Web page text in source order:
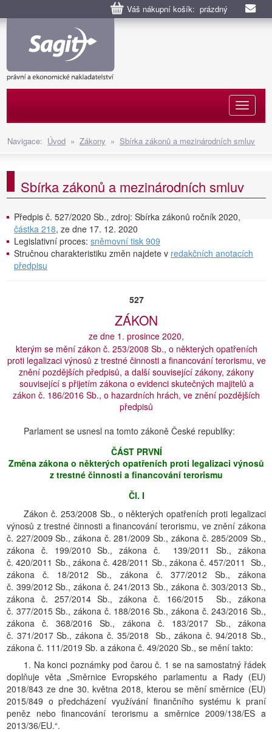
Váš nákupní košík: prázdný
Navigace: Úvod » Zákony » Sbírka zákonů a mezinárodních smluv
Sbírka zákonů a mezinárodních smluv
Předpis č. 527/2020 Sb., zdroj: Sbírka zákonů ročník 2020,
částka 218, ze dne 17. 12. 2020
Legislativní proces: sněmovní tisk 909
Stručnou charakteristiku změn najdete v redakčních anotacích
předpisu
527
ZÁKON
ze dne 1. prosince 2020,
kterým se mění zákon č. 253/2008 Sb., o některých opatřeních
proti legalizaci výnosů z trestné činnosti a financování terorismu, ve
znění pozdějších předpisů, a další související zákony, zákony
související s přijetím zákona o evidenci skutečných majitelů a
zákon č. 186/2016 Sb., o hazardních hrách, ve znění pozdějších
předpisů
Parlament se usnesl na tomto zákoně České republiky:
ČÁST PRVNÍ
Změna zákona o některých opatřeních proti legalizaci výnosů
z trestné činnosti a financování terorismu
Čl. I
Zákon č. 253/2008 Sb., o některých opatřeních proti legalizaci
výnosů z trestné činnosti a financování terorismu, ve znění zákona
č. 227/2009 Sb., zákona č. 281/2009 Sb., zákona č. 285/2009 Sb.,
zákona č. 199/2010 Sb., zákona č. 139/2011 Sb., zákona
č. 420/2011 Sb., zákona č. 428/2011 Sb., zákona č. 457/2011 Sb.,
zákona č. 18/2012 Sb., zákona č. 377/2012 Sb., zákona
č. 399/2012 Sb., zákona č. 241/2013 Sb., zákona č. 303/2013 Sb.,
zákona č. 257/2014 Sb., zákona č. 166/2015 Sb., zákona
č. 377/2015 Sb., zákona č. 188/2016 Sb., zákona č. 243/2016 Sb.,
zákona č. 368/2016 Sb., zákona č. 183/2017 Sb., zákona
č. 371/2017 Sb., zákona č. 35/2018 Sb., zákona č. 94/2018 Sb.,
zákona č. 111/2019 Sb. a zákona č. 49/2020 Sb., se mění takto:
1. Na konci poznámky pod čarou č. 1 se na samostatný řádek
doplňuje věta „Směrnice Evropského parlamentu a Rady (EU)
2018/843 ze dne 30. května 2018, kterou se mění směrnice (EU)
2015/849 o předcházení využívání finančního systému k praní
peněz nebo financování terorismu a směrnice 2009/138/ES a
2013/36/EU.“.